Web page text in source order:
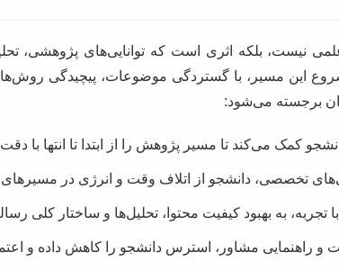
علمی نیست، بلکه اثری است که توانایی‌های پژوهشی،
شروع این مسیر، با گستردگی موضوعات، پیچیدگی
برجسته می‌شود:
کمک می‌کند تا مسیر پژوهش را از ابتدا تا انتها
تخصصی، دانشجو از اتلاف وقت و انرژی در
تجربه، به بهبود کیفیت محتوا، تحلیل‌ها و ساختار کلی
و راهنمایی مشاور، استرس دانشجو را کاهش داده و